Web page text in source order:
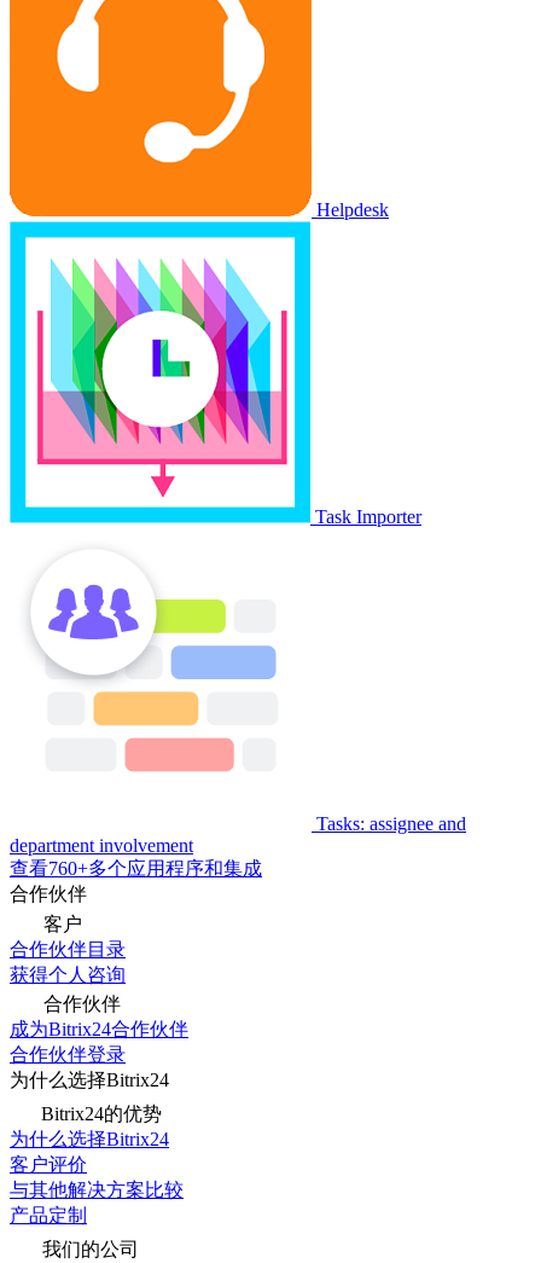
Helpdesk
Task Importer
Tasks: assignee and
department involvement
查看760+多个应用程序和集成
合作伙伴
客户
合作伙伴目录
获得个人咨询
合作伙伴
成为Bitrix24合作伙伴
合作伙伴登录
为什么选择Bitrix24
Bitrix24的优势
为什么选择Bitrix24
客户评价
与其他解决方案比较
产品定制
我们的公司